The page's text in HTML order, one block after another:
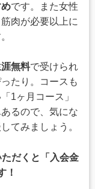
です。また女性
肉が必要以上に
無料で受けられ
たり。コースも
1ヶ月コース」
るので、気にな
てみましょう。
だくと「入会金
！